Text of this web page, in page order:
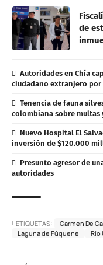
de
Autoridades en Chía
ciudadano extranjero por
Tenencia de fauna
colombiana sobre multas
Nuevo Hospital El
inversión de $120.000
Presunto agresor de
autoridades
ETIQUETAS: Carmen De
Laguna de Fúquene
Río